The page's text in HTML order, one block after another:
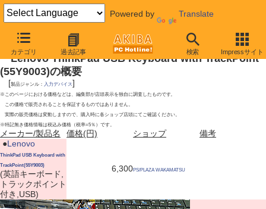
Powered by Translate
カテゴリ 過去記事 検索 Impressサイト
2009年9月19日号
Lenovo ThinkPad USB Keyboard with TrackPoint
(55Y9003)の概要
[製品ジャンル： 入力デバイス]
※このページにおける価格などは、編集部が店頭表示を独自に調査したものです。
この価格で販売されることを保証するものではありません。
実際の販売価格は変動しますので、購入時に各ショップ店頭にてご確認ください。
※特記無き価格情報は税込み価格（税率=5％）です。
メーカー/製品名 価格(円) ショップ
備考
●Lenovo
ThinkPad USB Keyboard with
TrackPoint(55Y9003)
(英語キーボード,
トラックポイント
付き,USB)
6,300PS/PLAZA WAKAMATSU